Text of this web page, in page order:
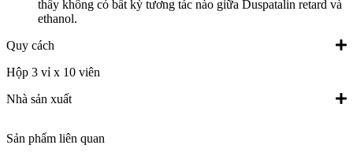
thấy không có bất kỳ tương tác nào giữa Duspatalin retard và
ethanol.
Quy cách
Hộp 3 vỉ x 10 viên
Nhà sản xuất
Sản phẩm liên quan